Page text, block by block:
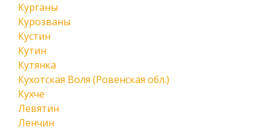
Курганы
Курозваны
Кустин
Кутин
Кутянка
Кухотская Воля (Ровенская обл.)
Кухче
Левятин
Ленчин